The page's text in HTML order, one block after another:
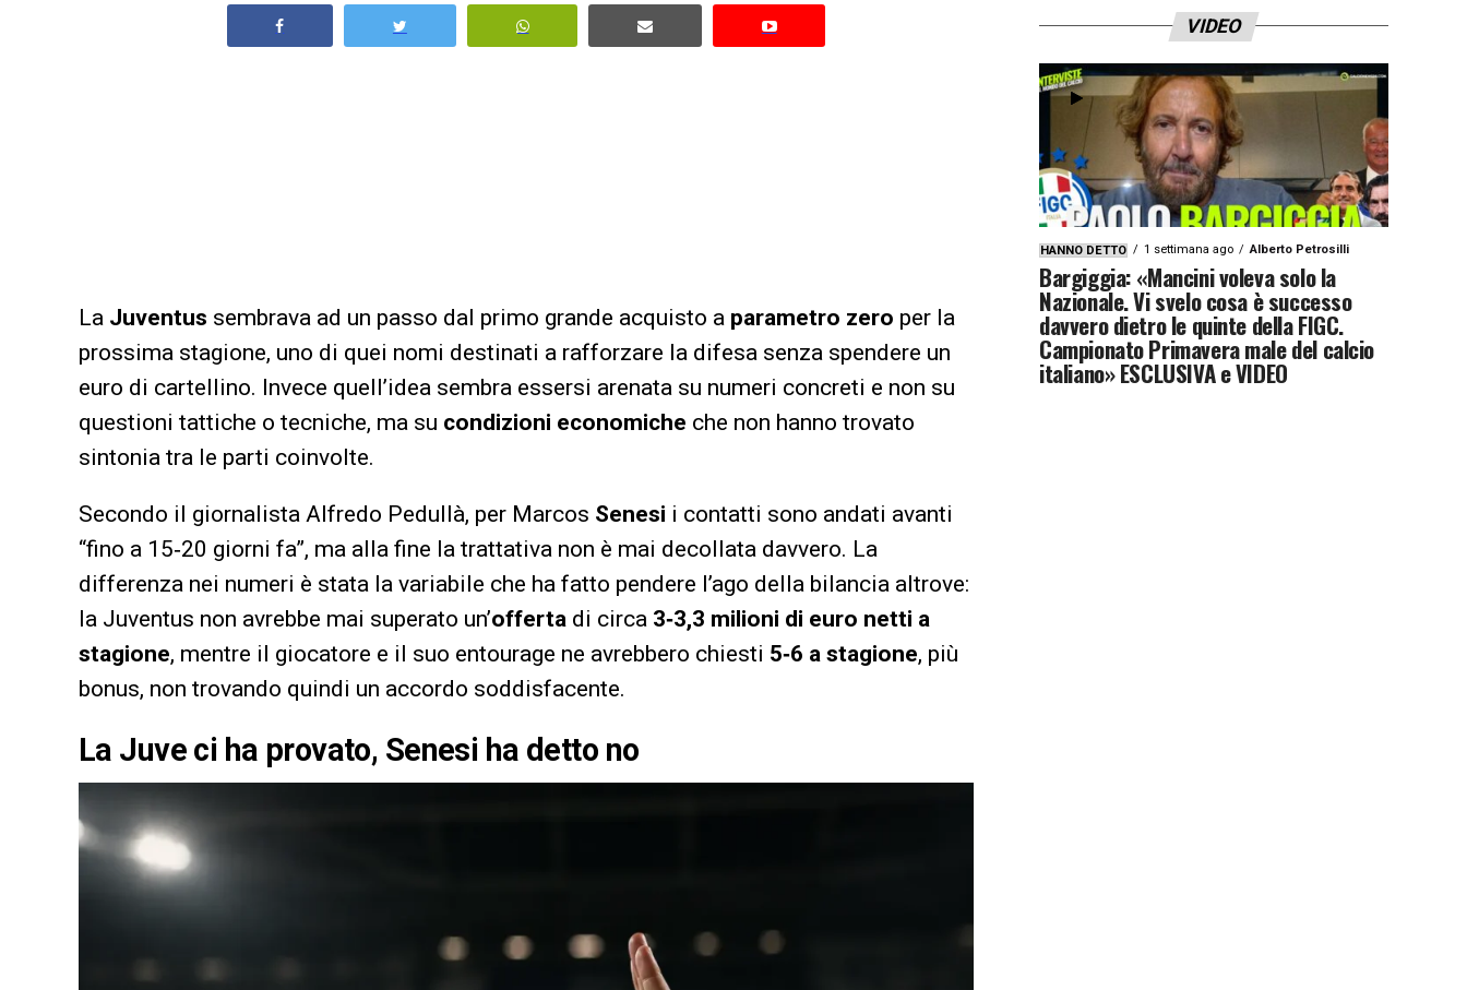
La Juventus sembrava ad un passo dal primo grande acquisto a parametro zero per la
prossima stagione, uno di quei nomi destinati a rafforzare la difesa senza spendere un
euro di cartellino. Invece quell’idea sembra essersi arenata su numeri concreti e non su
questioni tattiche o tecniche, ma su condizioni economiche che non hanno trovato
sintonia tra le parti coinvolte.
Secondo il giornalista Alfredo Pedullà, per Marcos Senesi i contatti sono andati avanti
“fino a 15‑20 giorni fa”, ma alla fine la trattativa non è mai decollata davvero. La
differenza nei numeri è stata la variabile che ha fatto pendere l’ago della bilancia altrove:
la Juventus non avrebbe mai superato un’offerta di circa 3‑3,3 milioni di euro netti a
stagione, mentre il giocatore e il suo entourage ne avrebbero chiesti 5‑6 a stagione, più
bonus, non trovando quindi un accordo soddisfacente.
La Juve ci ha provato, Senesi ha detto no
VIDEO
HANNO DETTO 1 settimana ago Alberto Petrosilli
Bargiggia: «Mancini voleva solo la
Nazionale. Vi svelo cosa è successo
davvero dietro le quinte della FIGC.
Campionato Primavera male del calcio
italiano» ESCLUSIVA e VIDEO